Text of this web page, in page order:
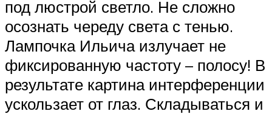
под люстрой светло. Не сложно
осознать череду света с тенью.
Лампочка Ильича излучает не
фиксированную частоту – полосу! В
результате картина интерференции
ускользает от глаз. Складываться и